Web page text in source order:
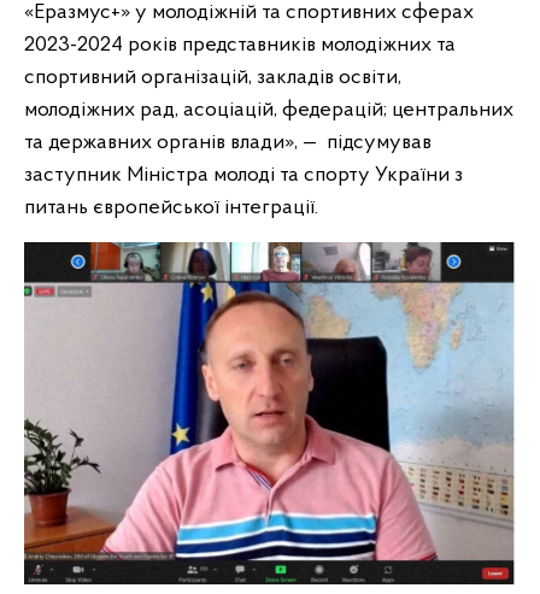
«Еразмус+» у молодіжній та спортивних сферах
2023-2024 років представників молодіжних та
спортивний організацій, закладів освіти,
молодіжних рад, асоціацій, федерацій; центральних
та державних органів влади», — підсумував
заступник Міністра молоді та спорту України з
питань європейської інтеграції.